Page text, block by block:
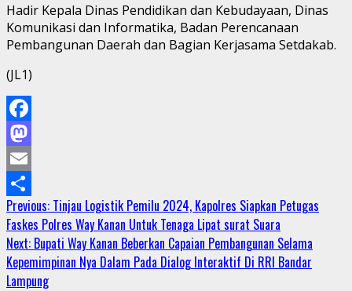
Hadir Kepala Dinas Pendidikan dan Kebudayaan, Dinas
Komunikasi dan Informatika, Badan Perencanaan
Pembangunan Daerah dan Bagian Kerjasama Setdakab.
(JL1)
Facebook
Mastodon
Email
Share
Continue
Reading
Previous: Tinjau Logistik Pemilu 2024, Kapolres Siapkan Petugas
Faskes Polres Way Kanan Untuk Tenaga Lipat surat Suara
Next: Bupati Way Kanan Beberkan Capaian Pembangunan Selama
Kepemimpinan Nya Dalam Pada Dialog Interaktif Di RRI Bandar
Lampung